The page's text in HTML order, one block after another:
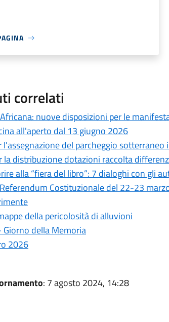
correlati
nuove disposizioni per le
all'aperto dal 13 giugno 2026
l'assegnazione del parcheggio sotterraneo
la distribuzione dotazioni raccolta
alla “fiera del libro”: 7 dialoghi con gli
Costituzionale del 22-23
della pericolosità di alluvioni
della Memoria
2026
: 7 agosto 2024, 14:28